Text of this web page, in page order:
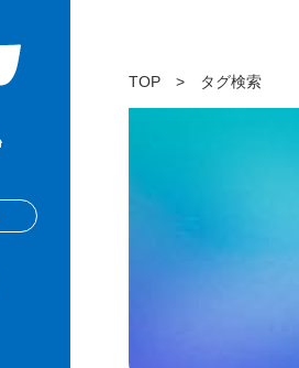
TOP> タグ検索